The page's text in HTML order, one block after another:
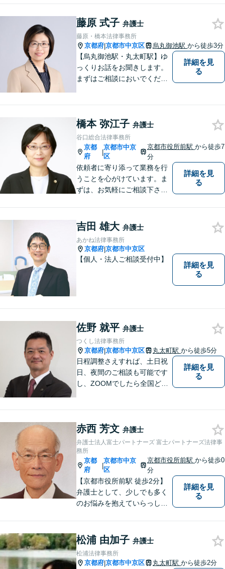
藤原 式子 弁護士
藤原・橋本法律事務所
京都府|京都市中京区 烏丸御池駅 から徒歩3分
【烏丸御池駅・丸太町駅】ゆ
っくりお話をお聞きします。
まずはご相談においでくださ
詳細を見
る
橋本 弥江子 弁護士
谷口総合法律事務所
京都
府
|
京都市中京
区
京都市役所前駅から徒歩7
分
依頼者に寄り添って業務を行
うことを心がけています。ま
ずは、お気軽にご相談下さ
詳細を見
る
吉田 雄大 弁護士
あかね法律事務所
京都府|京都市中京区
【個人・法人ご相談受付中】
詳細を見
る
佐野 就平 弁護士
つくし法律事務所
京都府|京都市中京区 丸太町駅 から徒歩5分
日程調整さえすれば、土日祝
日、夜間のご相談も可能です
し、ZOOMでしたら全国どこ
介できます。
詳細を見
る
赤西 芳文 弁護士
弁護士法人富士パートナーズ 富士パートナーズ法律事
務所
京都
府
|
京都市中京
区
京都市役所前駅から徒歩0
分
【京都市役所前駅 徒歩2分】
弁護士として、少しでも多く
のお悩みを抱えていらっしゃ
せください。
詳細を見
る
松浦 由加子 弁護士
松浦法律事務所
京都府|京都市中京区 丸太町駅 から徒歩2分